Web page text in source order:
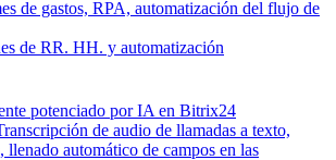
de gastos, RPA, automatización del flujo de
de RR. HH. y automatización
potenciado por IA en Bitrix24
de audio de llamadas a texto,
llenado automático de campos en las